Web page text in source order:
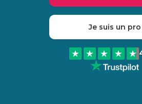
Je suis un pro